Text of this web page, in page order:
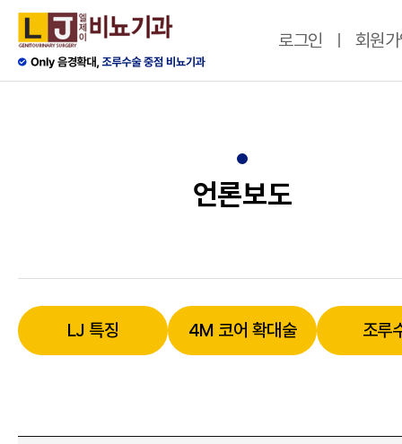
로그인 회원
언론보도
LJ 특징 4M 코어 확대술 조루